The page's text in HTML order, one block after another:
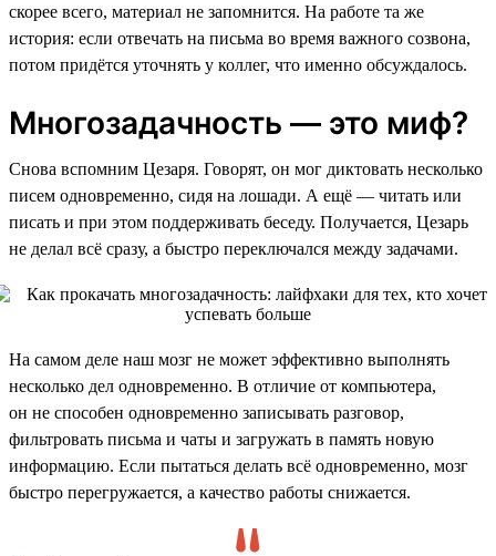
скорее всего, материал не запомнится. На работе та же
история: если отвечать на письма во время важного созвона,
потом придётся уточнять у коллег, что именно обсуждалось.
Многозадачность — это миф?
Снова вспомним Цезаря. Говорят, он мог диктовать несколько
писем одновременно, сидя на лошади. А ещё — читать или
писать и при этом поддерживать беседу. Получается, Цезарь
не делал всё сразу, а быстро переключался между задачами.
На самом деле наш мозг не может эффективно выполнять
несколько дел одновременно. В отличие от компьютера,
он не способен одновременно записывать разговор,
фильтровать письма и чаты и загружать в память новую
информацию. Если пытаться делать всё одновременно, мозг
быстро перегружается, а качество работы снижается.